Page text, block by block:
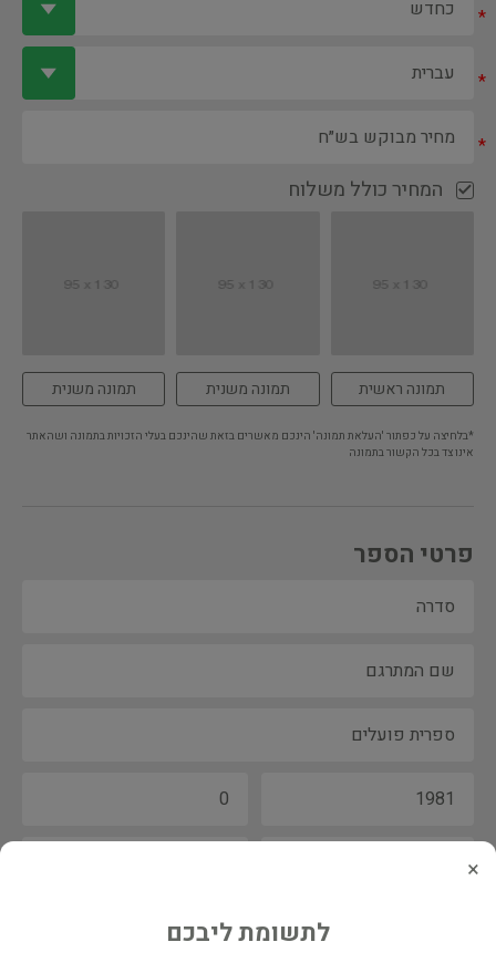
*
*
*
המחיר כולל משלוח
תמונה ראשית תמונה משנית תמונה משנית
*בלחיצה על כפתור 'העלאת תמונה' הינכם מאשרים בזאת שהינכם בעלי הזכויות בתמונה ושהאתר
אינו צד בכל הקשור בתמונה
פרטי הספר
×
לתשומת ליבכם